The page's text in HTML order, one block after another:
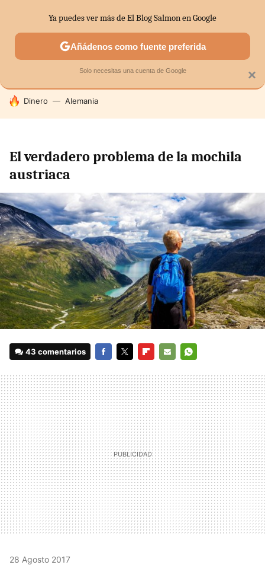
SECTORES ECONOMÍA DOMÉSTICA MERCADOS
HOY SE HABLA DE
Dinero Alemania
El verdadero problema de la mochila
austriaca
43 comentarios
MAIL
28 Agosto 2017
×
Ya puedes ver más de El Blog Salmon en Google
Añádenos como fuente preferida
Solo necesitas una cuenta de Google